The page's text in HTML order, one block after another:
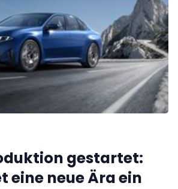
gestartet:
eine neue Ära ein